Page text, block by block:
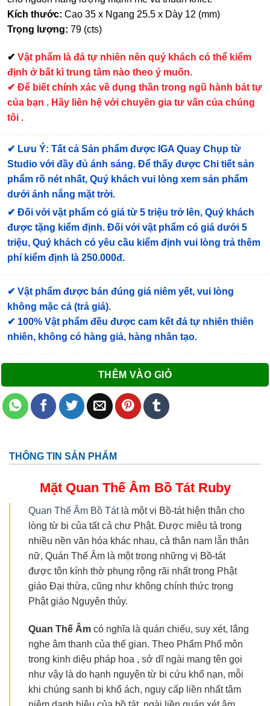
Kích thước: Cao 35 x Ngang 25.5 x Dày 12 (mm)
Trọng lượng: 79 (cts)
✔ Vật phẩm là đá tự nhiên nên quý khách có thể kiểm
định ở bất kì trung tâm nào theo ý muốn.
✔ Để biết chính xác về dụng thần trong ngũ hành bát tự
của bạn . Hãy liên hệ với chuyên gia tư vấn của chúng
tôi .
✔ Lưu Ý: Tất cả Sản phẩm được IGA Quay Chụp từ
Studio với đầy đủ ánh sáng. Để thấy được Chi tiết sản
phẩm rõ nét nhất, Quý khách vui lòng xem sản phẩm
dưới ánh nắng mặt trời.
✔ Đối với vật phẩm có giá từ 5 triệu trở lên, Quý khách
được tặng kiểm định. Đối với vật phẩm có giá dưới 5
triệu, Quý khách có yêu cầu kiểm định vui lòng trả thêm
phí kiểm định là 250.000đ.
✔ Vật phẩm được bán đúng giá niêm yết, vui lòng
không mặc cả (trả giá).
✔ 100% Vật phẩm đều được cam kết đá tự nhiên thiên
nhiên, không có hàng giả, hàng nhân tạo.
THÊM VÀO GIỎ
THÔNG TIN SẢN PHẨM
Mặt Quan Thế Âm Bồ Tát Ruby
Quan Thế Âm Bồ Tátlà một vị Bồ-tát hiện thân cho
lòng từ bi của tất cả chư Phật. Được miêu tả trong
nhiều nền văn hóa khác nhau, cả thân nam lẫn thân
nữ, Quán Thế Âm là một trong những vị Bồ-tát
được tôn kính thờ phụng rộng rãi nhất trong Phật
giáo Đại thừa, cũng như không chính thức trong
Phật giáo Nguyên thủy.
Quan Thế Âm có nghĩa là quán chiếu, suy xét, lắng
nghe âm thanh của thế gian. Theo Phẩm Phổ môn
trong kinh diệu pháp hoa , sở dĩ ngài mang tên gọi
như vậy là do hạnh nguyện từ bi cứu khổ nạn, mỗi
khi chúng sanh bị khổ ách, nguy cấp liền nhất tâm